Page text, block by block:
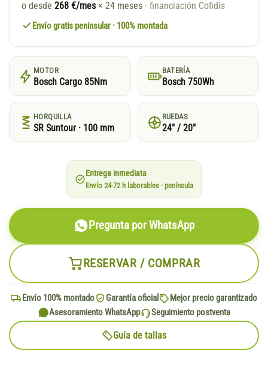
o desde 268 €/mes × 24 meses · financiación Cofidis
Envío gratis peninsular · 100% montada
MOTOR
Bosch Cargo 85Nm
BATERÍA
Bosch 750Wh
HORQUILLA
SR Suntour · 100 mm
RUEDAS
24" / 20"
Entrega inmediata
Envío 24-72 h laborables · península
RESERVAR / COMPRAR
Pregunta por WhatsApp
Envío 100% montado Garantía oficial
Mejor precio garantizado
Asesoramiento WhatsApp
Seguimiento postventa
Guía de tallas